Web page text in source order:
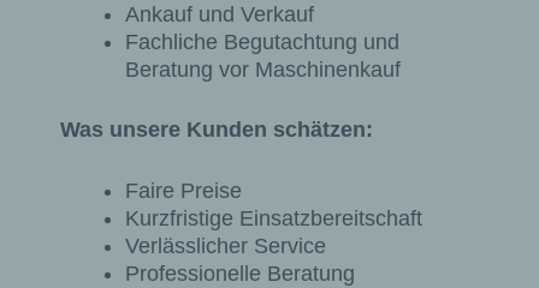
Ankauf und Verkauf
Fachliche Begutachtung und
Beratung vor Maschinenkauf
Was unsere Kunden schätzen:
Faire Preise
Kurzfristige Einsatzbereitschaft
Verlässlicher Service
Professionelle Beratung